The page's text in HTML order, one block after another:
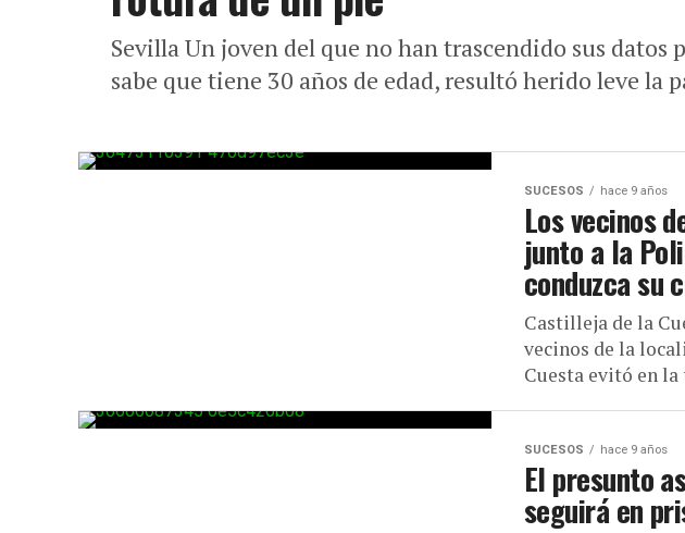
Sevilla Un joven del que no han trascendido sus datos
sabe que tiene 30 años de edad, resultó herido leve la
SUCESOS hace 9 años
Los vecinos
junto a la
conduzca su
Castilleja de la
vecinos de la
Cuesta evitó en la
SUCESOS hace 9 años
El presunto
seguirá en